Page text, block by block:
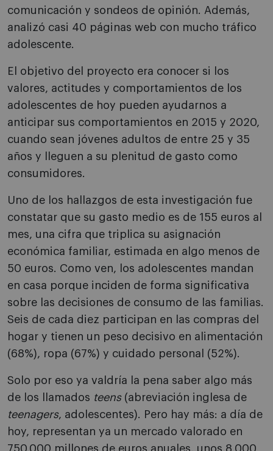
comunicación y sondeos de opinión. Además,
analizó casi 40 páginas web con mucho tráfico
adolescente.
El objetivo del proyecto era conocer si los
valores, actitudes y comportamientos de los
adolescentes de hoy pueden ayudarnos a
anticipar sus comportamientos en 2015 y 2020,
cuando sean jóvenes adultos de entre 25 y 35
años y lleguen a su plenitud de gasto como
consumidores.
Uno de los hallazgos de esta investigación fue
constatar que su gasto medio es de 155 euros al
mes, una cifra que triplica su asignación
económica familiar, estimada en algo menos de
50 euros. Como ven, los adolescentes mandan
en casa porque inciden de forma significativa
sobre las decisiones de consumo de las familias.
Seis de cada diez participan en las compras del
hogar y tienen un peso decisivo en alimentación
(68%), ropa (67%) y cuidado personal (52%).
Solo por eso ya valdría la pena saber algo más
de los llamados teens(abreviación inglesa de
teenagers, adolescentes). Pero hay más: a día de
hoy, representan ya un mercado valorado en
750.000 millones de euros anuales, unos 8.000